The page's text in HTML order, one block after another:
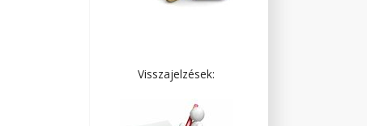
Visszajelzések: